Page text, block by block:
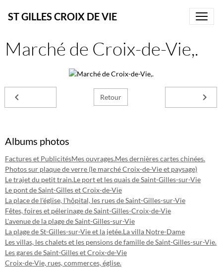
ST GILLES CROIX DE VIE
Marché de Croix-de-Vie,.
Retour
Albums photos
Factures et PublicitésMes ouvrages.Mes dernières cartes chinées.
Photos sur plaque de verre (le marché Croix-de-Vie et paysage)
Le trajet du petit train.Le port et les quais de Saint-Gilles-sur-Vie
Le pont de Saint-Gilles et Croix-de-Vie
La place de l'église, l'hôpital, les rues de Saint-Gilles-sur-Vie
Fêtes, foires et pélerinage de Saint-Gilles-Croix-de-Vie
L'avenue de la plage de Saint-Gilles-sur-Vie
La plage de St-Gilles-sur-Vie et la jetée.La villa Notre-Dame
Les villas, les chalets et les pensions de famille de Saint-Gilles-sur-Vie.
Les gares de Saint-Gilles et Croix-de-Vie
Croix-de-Vie, rues, commerces, église.